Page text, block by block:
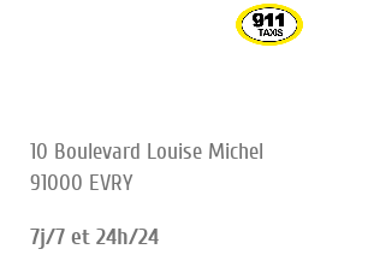
10 Boulevard Louise Michel
91000 EVRY
7j/7 et 24h/24